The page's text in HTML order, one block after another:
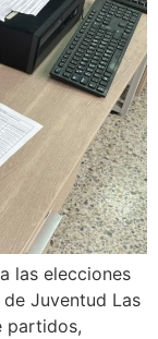
las elecciones
Juventud Las
partidos,